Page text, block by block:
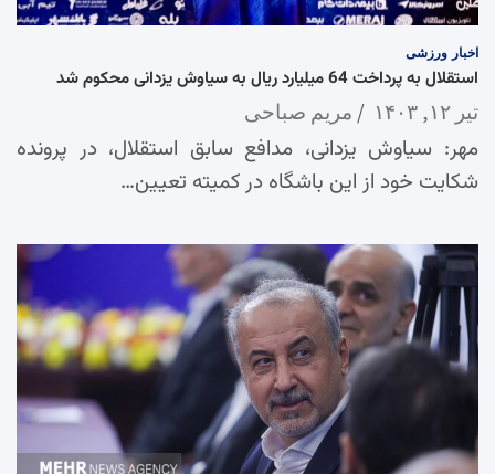
اخبار ورزشی
استقلال به پرداخت 64 میلیارد ریال به سیاوش یزدانی محکوم شد
تیر ۱۲, ۱۴۰۳ مریم صباحی
مهر: سیاوش یزدانی، مدافع سابق استقلال، در پرونده
شکایت خود از این باشگاه در کمیته تعیین…